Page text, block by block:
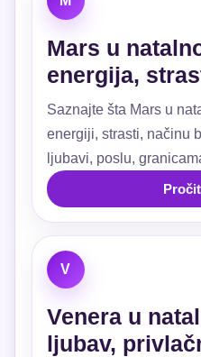
Mars u
energija,
Saznajte šta Mars u
energiji, strasti, načinu
ljubavi, poslu,
V
Venera u
ljubav,